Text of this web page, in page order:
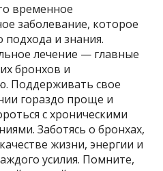
временное
заболевание, которое
подхода и знания.
лечение — главные
бронхов и
Поддерживать свое
гораздо проще и
с хроническими
Заботясь о бронхах,
жизни, энергии и
усилия. Помните,